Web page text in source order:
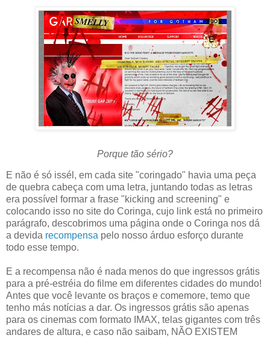
Porque tão sério?
E não é só issél, em cada site "coringado" havia uma peça
de quebra cabeça com uma letra, juntando todas as letras
era possível formar a frase "kicking and screening" e
colocando isso no site do Coringa, cujo link está no primeiro
parágrafo, descobrimos uma página onde o Coringa nos dá
a devida recompensa pelo nosso árduo esforço durante
todo esse tempo.
E a recompensa não é nada menos do que ingressos grátis
para a pré-estréia do filme em diferentes cidades do mundo!
Antes que você levante os braços e comemore, temo que
tenho más notícias a dar. Os ingressos grátis são apenas
para os cinemas com formato IMAX, telas gigantes com três
andares de altura, e caso não saibam, NÃO EXISTEM